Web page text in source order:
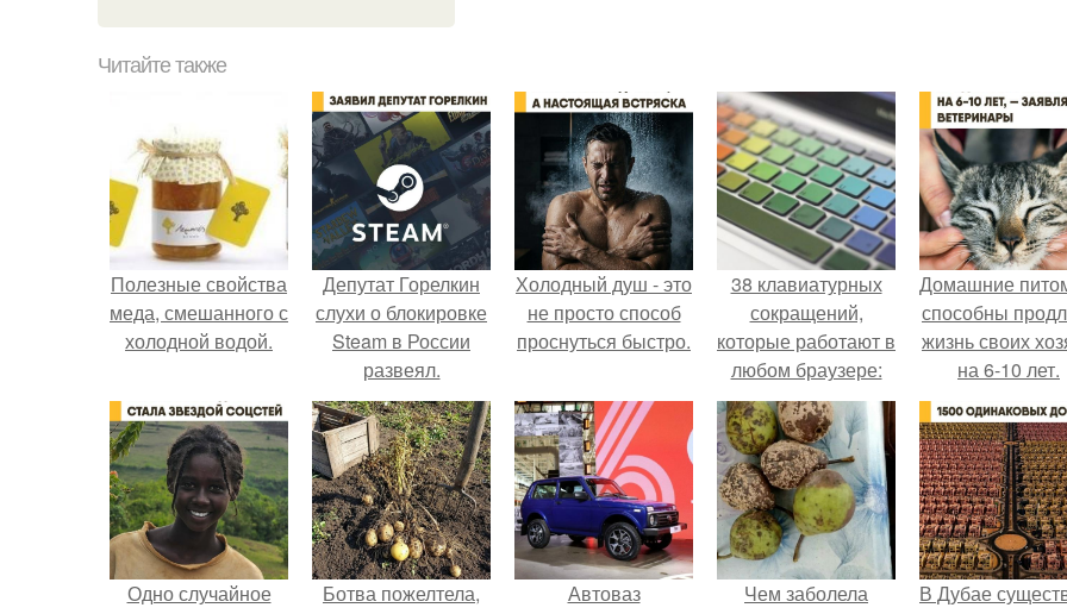
Читайте также
Полезные свойства
меда, смешанного с
холодной водой.
Депутат Горелкин
слухи о блокировке
Steam в России
развеял.
Холодный душ - это
не просто способ
проснуться быстро.
38 клавиатурных
сокращений,
которые работают в
любом браузере:
Домашние
способны
жизнь своих
на 6-10 лет.
Одно случайное
Ботва пожелтела,
Автоваз
Чем заболела
В Дубае